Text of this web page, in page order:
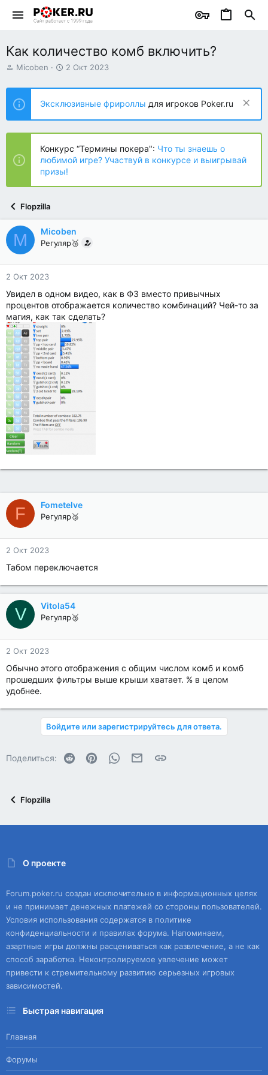
Как количество комб включить?
А
т
о
р
т
е
ы
Micoben
Д
т
н
а
ч
л
а
2 Окт 2023
Эксклюзивные фрироллы для игроков Poker.ru
Конкурс “Термины покера": Что ты знаешь о
любимой игре? Участвуй в конкурсе и выигрывай
призы!
Flopzilla
M Micoben
Регуляр🥉
2 Окт 2023
Увидел в одном видео, как в ФЗ вместо привычных
процентов отображается количество комбинаций? Чей-то за
магия, как так сделать?
F Fometelve
Регуляр🥉
2 Окт 2023
Табом переключается
V Vitola54
Регуляр🥉
2 Окт 2023
Обычно этого отображения с общим числом комб и комб
прошедших фильтры выше крыши хватает. % в целом
удобнее.
Войдите или зарегистрируйтесь для ответа.
Поделиться: Reddit PinterestWhatsAppЭлектронная почта
Ссылка
Flopzilla
О проекте
Forum.poker.ru создан исключительно в информационных целях
и не принимает денежных платежей со стороны пользователей.
Условия использования содержатся в политике
конфиденциальности и правилах форума. Напоминаем,
азартные игры должны расцениваться как развлечение, а не как
способ заработка. Неконтролируемое увлечение может
привести к стремительному развитию серьезных игровых
зависимостей.
Быстрая навигация
Главная
Форумы